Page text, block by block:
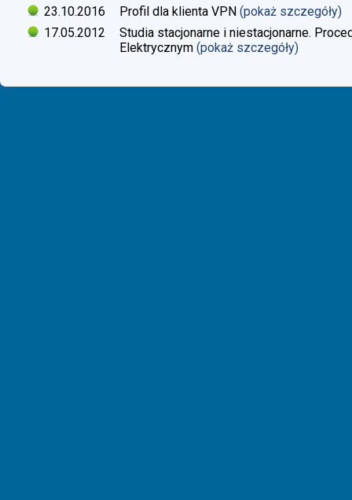
23.10.2016
Profil dla klienta VPN (pokaż szczegóły)
17.05.2012
Studia stacjonarne i niestacjonarne.
Elektrycznym (pokaż szczegóły)